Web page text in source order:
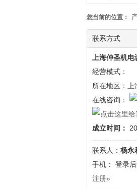
您当前的位置：
联系方式
上海仲圣机
经营模式：
所在地区：上
在线咨询：
成立时间：
联系人： 杨永
手机： 登录
注册»